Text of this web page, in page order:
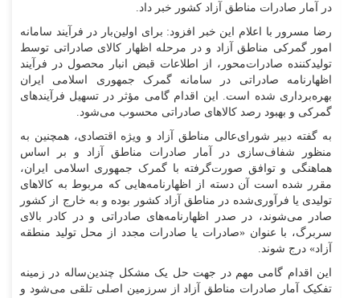
در آمار صادرات مناطق آزاد کشور خبر داد.
رضا مسرور با اعلام این خبر افزود: برای اولین‌بار در فرآیند سامانه
امور گمرکی مناطق آزاد و در مرحله اظهار کالای صادراتی توسط
تولیدکننده صادرات‌محور، از اطلاعات قبض انبار محصول در فرآیند
اظهارنامه صادراتی در سامانه گمرک جمهوری اسلامی ایران
بهره‌برداری شده است. این اقدام گامی مؤثر در تسهیل فرآیندهای
گمرکی و بهبود رصد کالاهای صادراتی محسوب می‌شود.
به گفته دبیر شورای‌عالی مناطق آزاد و ویژه اقتصادی، همچنین به
منظور شفاف‌سازی در آمار صادرات مناطق آزاد و بر اساس
هماهنگی و توافق صورت‌گرفته با گمرک جمهوری اسلامی ایران،
مقرر شده است آن دسته از اظهارنامه‌هایی که مربوط به کالاهای
تولیدی یا فرآوری‌شده در مناطق آزاد کشور بوده و به خارج از کشور
صادر می‌شوند، در صدر اظهارنامه‌های صادراتی و در کادر بالای
سربرگ، با عنوان «صادرات یا صادرات مجدد از محل تولید منطقه
آزاد» درج شوند.
این اقدام گامی مهم در جهت حل یک مشکل چندین‌ساله در زمینه
تفکیک آمار صادرات مناطق آزاد از سرزمین اصلی تلقی می‌شود و